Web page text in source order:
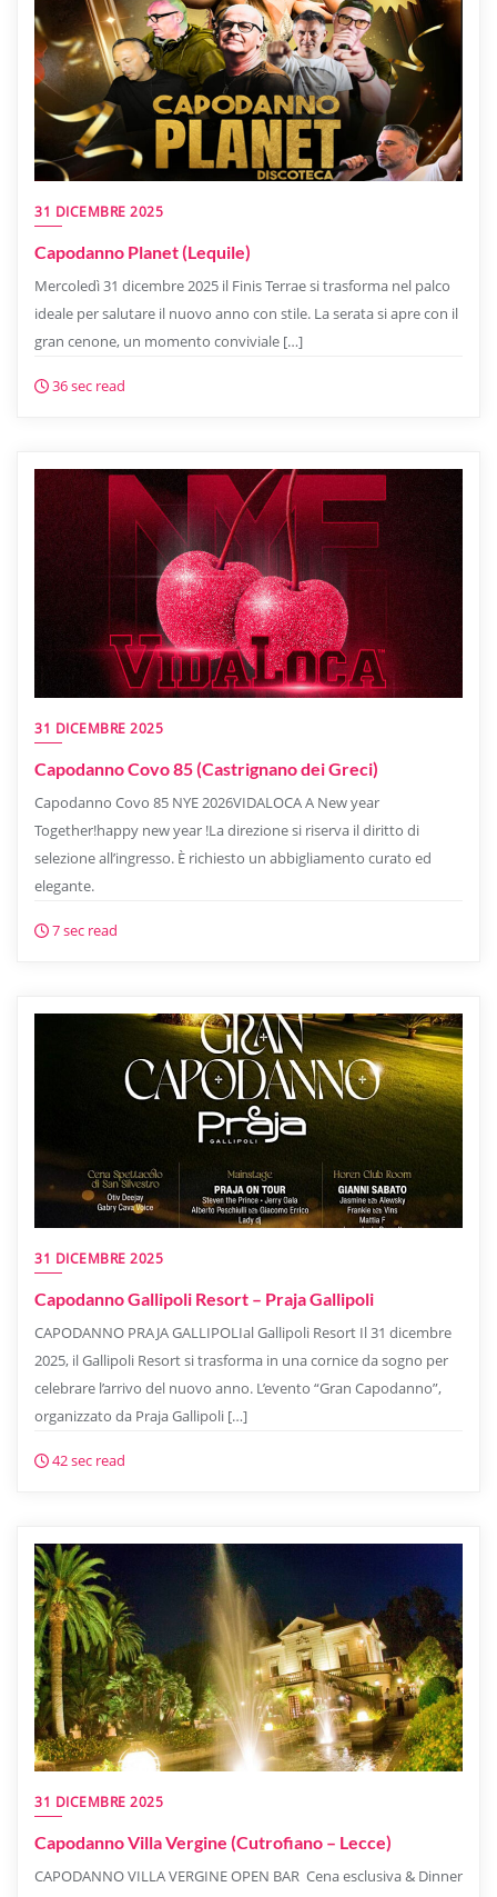
31 DICEMBRE 2025
Capodanno Planet (Lequile)
Mercoledì 31 dicembre 2025 il Finis Terrae si trasforma nel palco
ideale per salutare il nuovo anno con stile. La serata si apre con il
gran cenone, un momento conviviale […]
36 sec read
31 DICEMBRE 2025
Capodanno Covo 85 (Castrignano dei Greci)
Capodanno Covo 85 NYE 2026VIDALOCA A New year
Together!happy new year !La direzione si riserva il diritto di
selezione all’ingresso. È richiesto un abbigliamento curato ed
elegante.
7 sec read
31 DICEMBRE 2025
Capodanno Gallipoli Resort – Praja Gallipoli
CAPODANNO PRAJA GALLIPOLIal Gallipoli Resort Il 31 dicembre
2025, il Gallipoli Resort si trasforma in una cornice da sogno per
celebrare l’arrivo del nuovo anno. L’evento “Gran Capodanno”,
organizzato da Praja Gallipoli […]
42 sec read
31 DICEMBRE 2025
Capodanno Villa Vergine (Cutrofiano – Lecce)
CAPODANNO VILLA VERGINE OPEN BAR Cena esclusiva & Dinner